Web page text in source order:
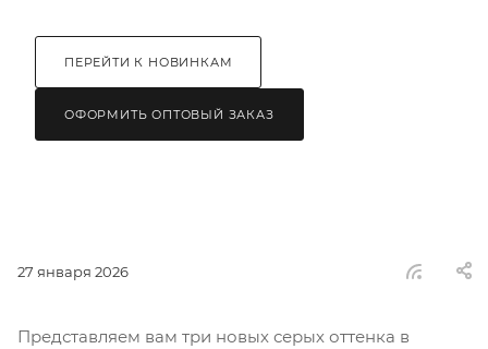
ПЕРЕЙТИ К НОВИНКАМ
ОФОРМИТЬ ОПТОВЫЙ ЗАКАЗ
27 января 2026
Представляем вам три новых серых оттенка в